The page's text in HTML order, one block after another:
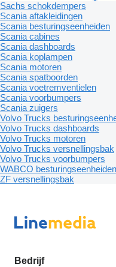
Sachs schokdempers
Scania aftakleidingen
Scania besturingseenheiden
Scania cabines
Scania dashboards
Scania koplampen
Scania motoren
Scania spatboorden
Scania voetremventielen
Scania voorbumpers
Scania zuigers
Volvo Trucks
Volvo Trucks dashboards
Volvo Trucks motoren
Volvo Trucks versnellingsbak
Volvo Trucks voorbumpers
WABCO besturingseenheiden
ZF versnellingsbak
Bedrijf